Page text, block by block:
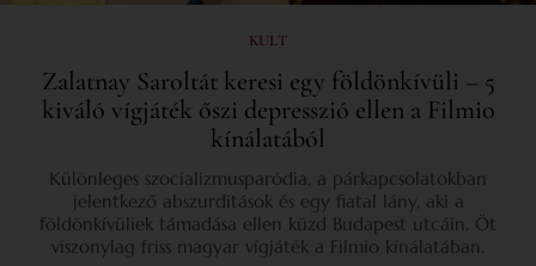
KULT
Zalatnay Saroltát keresi egy földönkívüli – 5
kiváló vígjáték őszi depresszió ellen a Filmio
kínálatából
Különleges szocializmusparódia, a párkapcsolatokban
jelentkező abszurditások és egy fiatal lány, aki a
földönkívüliek támadása ellen küzd Budapest utcáin. Öt
viszonylag friss magyar vígjáték a Filmio kínálatában.